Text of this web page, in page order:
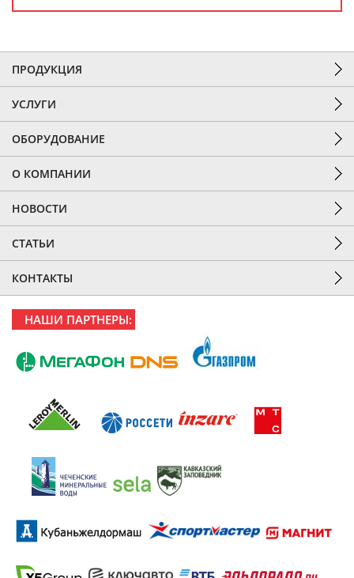
ПРОДУКЦИЯ
УСЛУГИ
ОБОРУДОВАНИЕ
О КОМПАНИИ
НОВОСТИ
СТАТЬИ
КОНТАКТЫ
НАШИ ПАРТНЕРЫ: